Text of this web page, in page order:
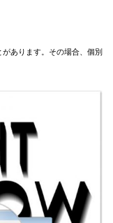
あります。その場合、個別